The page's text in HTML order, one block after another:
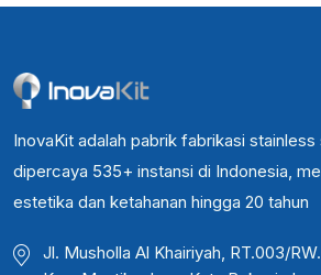
InovaKit adalah pabrik fabrikasi
dipercaya 535+ instansi di Indonesia,
estetika dan ketahanan hingga 20 tahun
Jl. Musholla Al Khairiyah, RT.003/